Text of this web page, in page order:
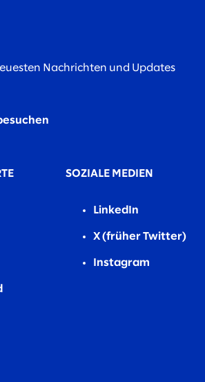
Nachrichten und Updates
SOZIALE MEDIEN
LinkedIn
X (früher Twitter)
Instagram